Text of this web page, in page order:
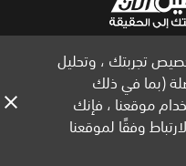
تجربتك ، وتحليل
(بما في ذلك
موقعنا ، فإنك
وفقًا لموقعنا
الآن © 2026